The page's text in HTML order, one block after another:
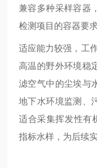
兼容多种采样容器
检测项目的容器要求
适应能力较强，工
高温的野外环境稳
滤空气中的尘埃与
地下水环境监测、
适合采集挥发性有
指标水样，为后续